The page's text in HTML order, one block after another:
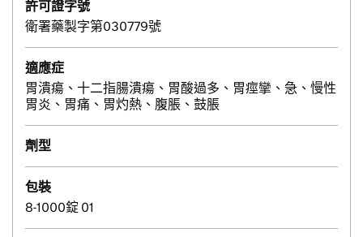
許可證字號
衛署藥製字第030779號
適應症
胃潰瘍、十二指腸潰瘍、胃酸過多、胃痙攣、急、慢性
胃炎、胃痛、胃灼熱、腹脹、鼓脹
劑型
包裝
8-1000錠 01